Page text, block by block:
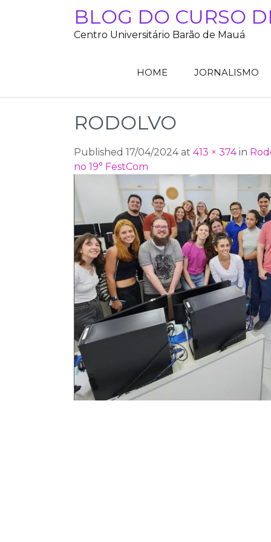
BLOG DO CURSO
Centro Universitário Barão de Mauá
HOME JORNALISMO
RODOLVO
Published 17/04/2024 at 413 × 374in
no 19° FestCom